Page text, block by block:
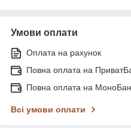
Умови оплати
Оплата на рахунок
Повна оплата на
Повна оплата на
Всі умови оплати